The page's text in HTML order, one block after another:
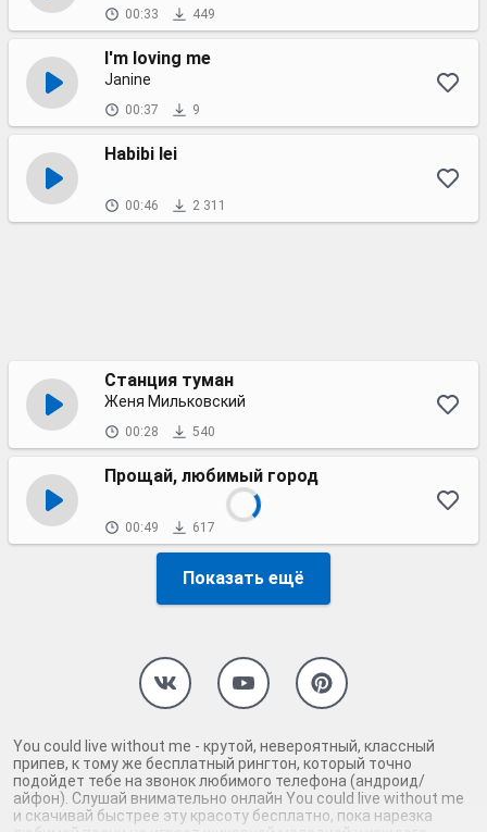
00:33 449
I'm loving me
Janine
00:37 9
Habibi lei
00:46 2 311
Станция туман
Женя Мильковский
00:28 540
Прощай, любимый город
00:49 617
Показать ещё
You could live without me - крутой, невероятный, классный
припев, к тому же бесплатный рингтон, который точно
подойдет тебе на звонок любимого телефона (андроид/
айфон). Слушай внимательно онлайн You could live without me
и скачивай быстрее эту красоту бесплатно, пока нарезка